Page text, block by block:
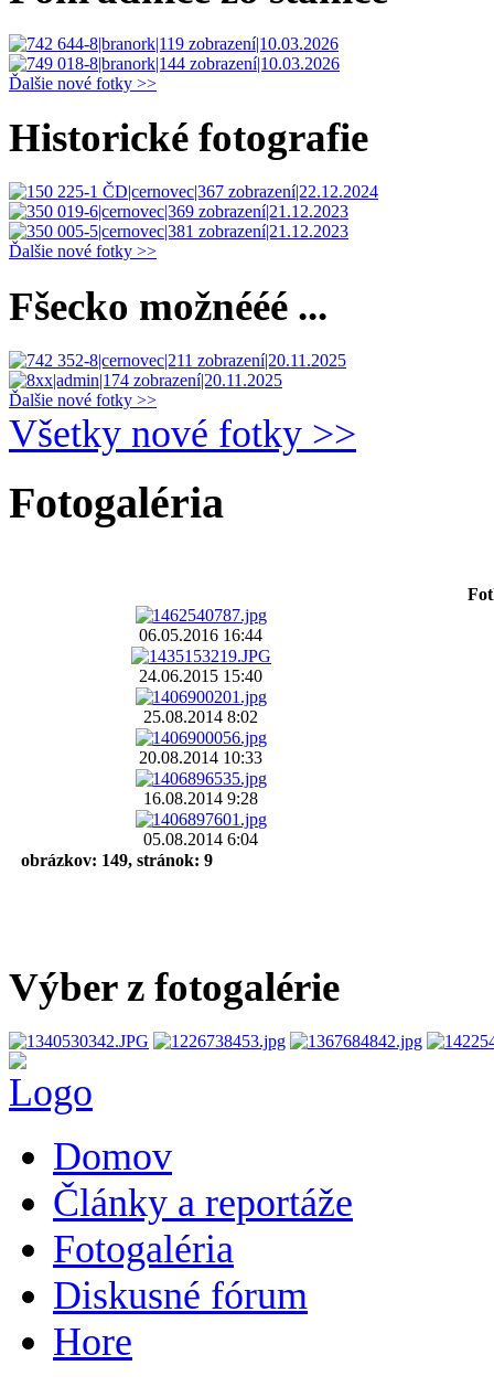
Ďalšie nové fotky >>
Historické fotografie
Ďalšie nové fotky >>
Fšecko možnééé ...
Ďalšie nové fotky >>
Všetky nové fotky >>
Fotogaléria
06.05.2016 16:44
24.06.2015 15:40
25.08.2014 8:02
20.08.2014 10:33
16.08.2014 9:28
05.08.2014 6:04
obrázkov: 149, stránok: 9
Výber z fotogalérie
Domov
Články a reportáže
Fotogaléria
Diskusné fórum
Hore